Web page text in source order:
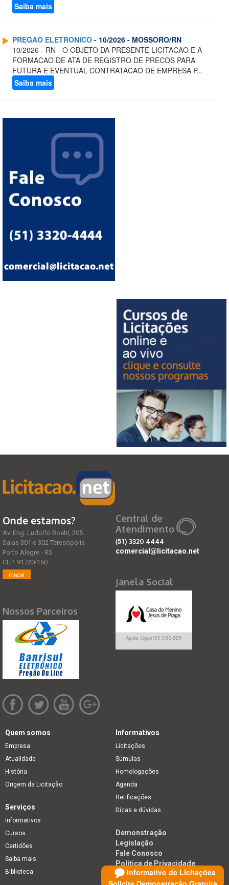
Saiba mais
PREGAO ELETRONICO - 10/2026 - MOSSORO/RN
10/2026 - RN - O OBJETO DA PRESENTE LICITACAO E A
FORMACAO DE ATA DE REGISTRO DE PRECOS PARA
FUTURA E EVENTUAL CONTRATACAO DE EMPRESA P...
Saiba mais
Informativo de Licitações
Onde estamos?
Av. Eng. Ludolfo Boehl, 205
Salas 301 e 302 Teresópolis
Porto Alegre - RS
CEP: 91720-150
mapa
Nossos Parceiros
Central de
Atendimento
(51) 3320 4444
comercial@licitacao.net
Janela Social
Quem somos
Empresa
Atualidade
História
Origem da Licitação
Informativos
Licitações
Súmulas
Homologações
Agenda
Retificações
Dicas e dúvidas
Serviços
Informativos
Cursos
Certidões
Saiba mais
Biblioteca
Demonstração
Legislação
Fale Conosco
Política de Privacidade